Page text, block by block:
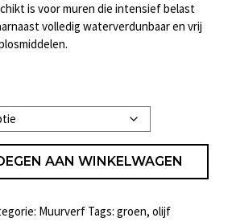
is voor muren die intensief belast
volledig waterverdunbaar en vrij
AAN WINKELWAGEN
Muurverf Tags: groen, olijf